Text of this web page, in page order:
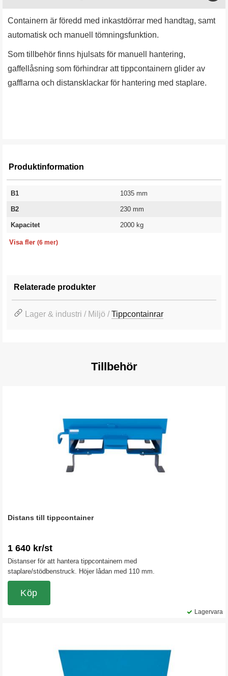
Containern är föredd med inkastdörrar med handtag, samt
automatisk och manuell tömningsfunktion.
Som tillbehör finns hjulsats för manuell hantering,
gaffellåsning som förhindrar att tippcontainern glider av
gafflarna och distansklackar för hantering med staplare.
Produktinformation
B1 1035 mm
B2 230 mm
Kapacitet
2000 kg
Visa fler (6 mer)
Relaterade produkter
Lager & industri / Miljö /Tippcontainrar
Tillbehör
Distans till tippcontainer
1 640 kr/st
Distanser för att hantera tippcontainern med
staplare/stödbenstruck. Höjer lådan med 110 mm.
Lagervara
Köp